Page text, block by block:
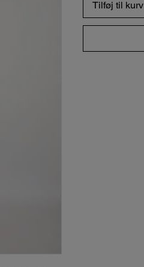
Tilføj til kurv